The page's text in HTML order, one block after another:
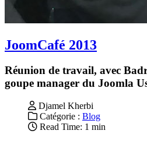
JoomCafé 2013
Réunion de travail, avec
goupe manager du Joomla
Djamel Kherbi
Catégorie : Blog
Read Time: 1 min